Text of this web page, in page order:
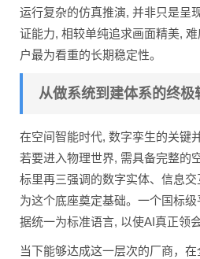
运行复杂的仿真推演, 并非只是呈
证能力, 相较单纯追求画面精美,
户最为看重的长期稳定性。
从做系统到建体系的终极
在空间智能时代, 数字孪生的关键
若要进入物理世界, 需具备完整的
标里再三强调的数字实体、信息
为这个底座奠定基础。一个国标
据统一为标准语言, 以使AI真正领
当下能够达成这一层次的厂商，